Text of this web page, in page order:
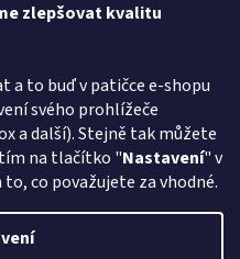
zlepšovat kvalitu
a to buď v patičce e-shopu
svého prohlížeče
a další). Stejně tak můžete
na tlačítko "Nastavení" v
co považujete za vhodné.
recenzí